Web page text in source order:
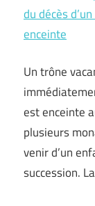
du décès
enceinte
Un trône
est enceinte
plusieurs
venir d’un
succession.